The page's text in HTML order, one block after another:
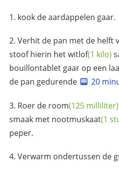
kook de aardappelen gaar.
Verhit de pan met de helft
stoof hierin hetwitlof(1 kilo)
bouillontablet gaar op een
de pan gedurende
20
Roer de room(125 milliliter)
smaak met nootmuskaat(1
peper.
Verwarm ondertussen de